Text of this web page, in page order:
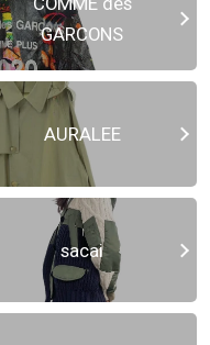
GARCONS
AURALEE
sacai